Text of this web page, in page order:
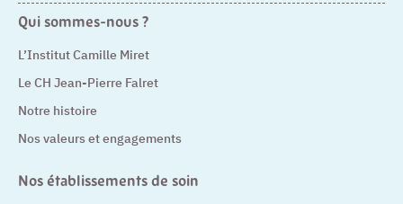
Qui sommes-nous ?
L’Institut Camille Miret
Le CH Jean-Pierre Falret
Notre histoire
Nos valeurs et engagements
Nos établissements de soin